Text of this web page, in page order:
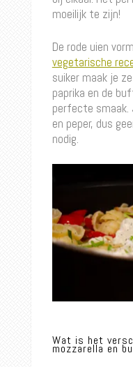
moeilijk te zijn!
De rode uien
vegetarische
suiker maak je
paprika en de
perfecte
en peper, dus
nodig.
Wat is het
mozzarella en